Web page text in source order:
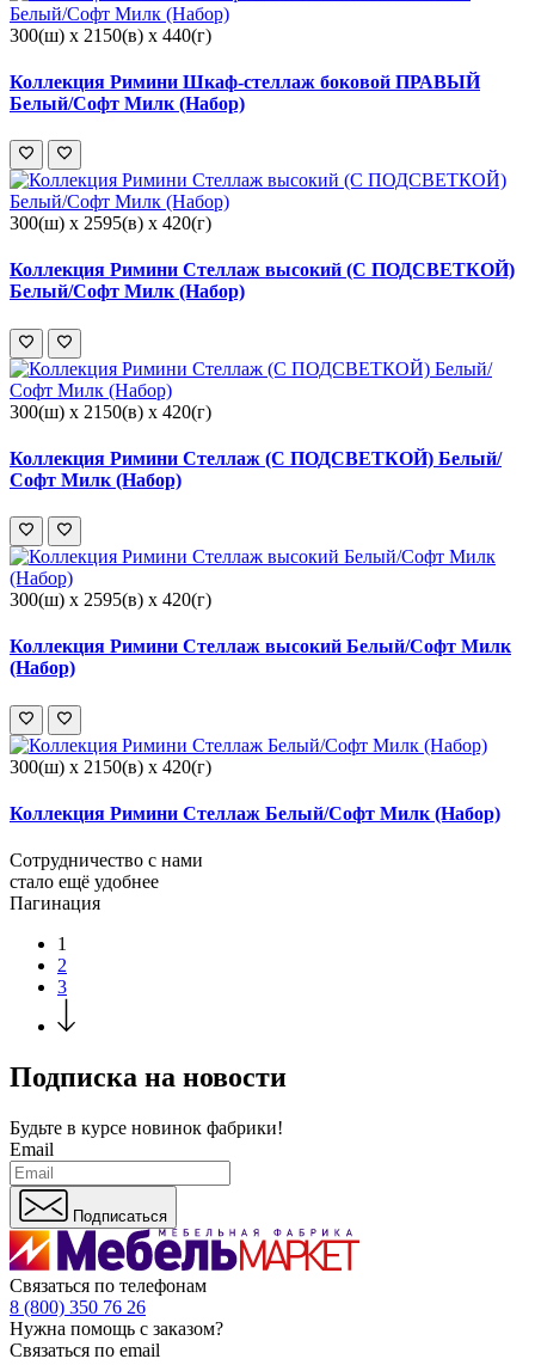
300(ш) x 2150(в) x 440(г)
Коллекция Римини Шкаф-стеллаж боковой ПРАВЫЙ
Белый/Софт Милк (Набор)
300(ш) x 2595(в) x 420(г)
Коллекция Римини Стеллаж высокий (С ПОДСВЕТКОЙ)
Белый/Софт Милк (Набор)
300(ш) x 2150(в) x 420(г)
Коллекция Римини Стеллаж (С ПОДСВЕТКОЙ) Белый/
Софт Милк (Набор)
300(ш) x 2595(в) x 420(г)
Коллекция Римини Стеллаж высокий Белый/Софт Милк
(Набор)
300(ш) x 2150(в) x 420(г)
Коллекция Римини Стеллаж Белый/Софт Милк (Набор)
Сотрудничество с нами
стало ещё удобнее
Пагинация
1
2
3
Подписка на новости
Будьте в курсе новинок фабрики!
Email
Подписаться
Связаться по телефонам
8 (800) 350 76 26
Нужна помощь с заказом?
Связаться по email